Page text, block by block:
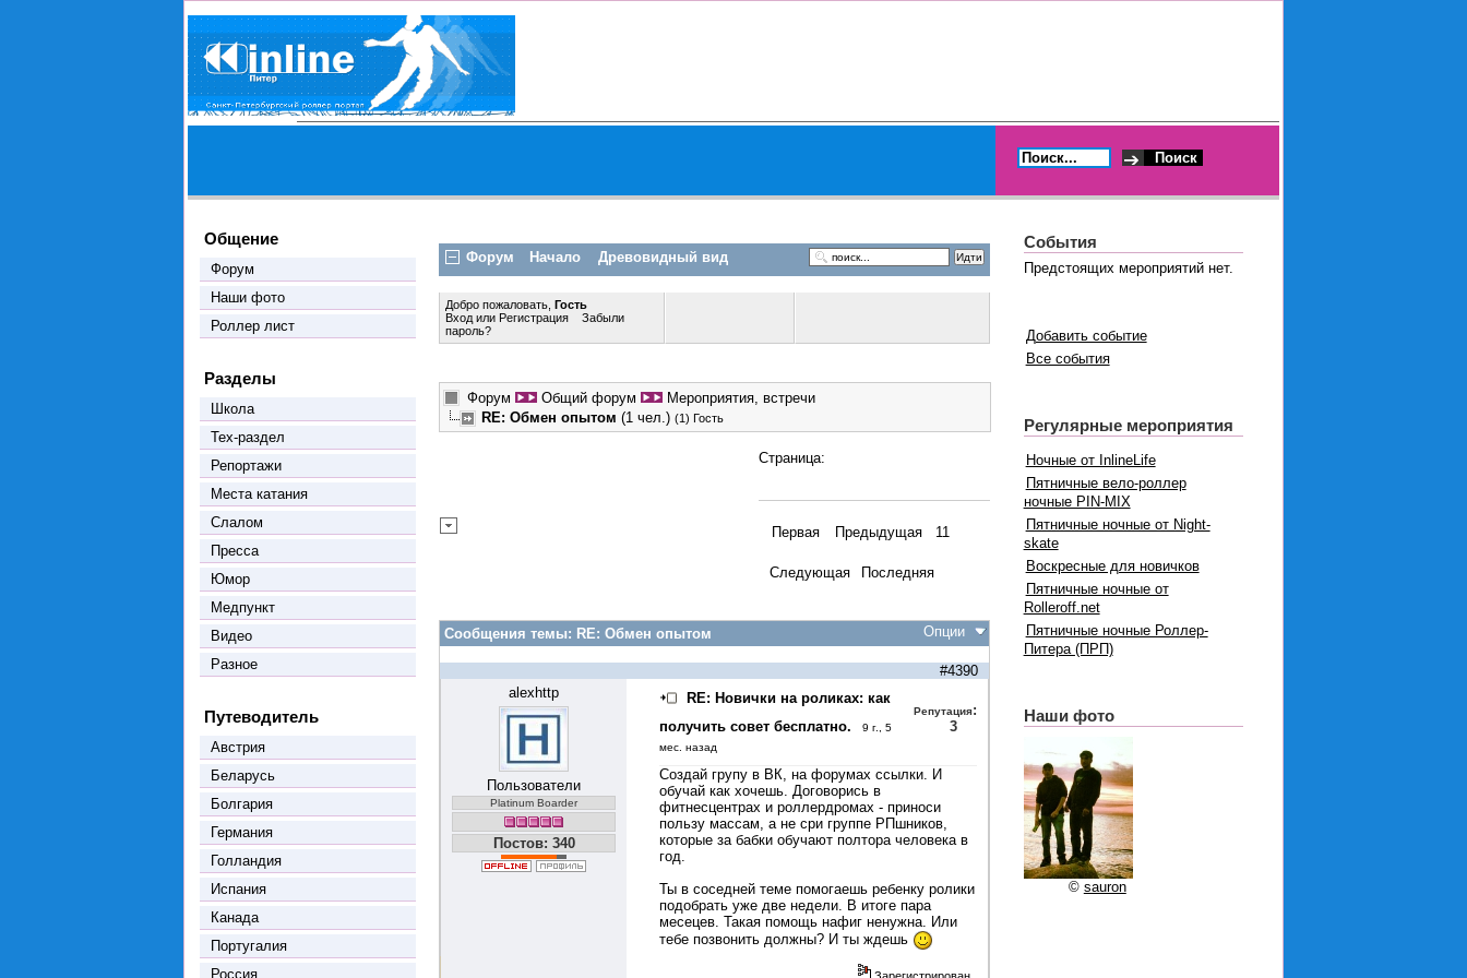
Общение
Форум
Наши фото
Роллер лист
Разделы
Школа
Тех-раздел
Репортажи
Места катания
Слалом
Пресса
Юмор
Медпункт
Видео
Разное
Путеводитель
Австрия
Беларусь
Болгария
Германия
Голландия
Испания
Канада
Португалия
Россия
Форум Начало Древовидный вид
Добро пожаловать, Гость
Вход или Регистрация
Забыли
пароль?
Форум Общий форум
Мероприятия, встречи
RE: Обмен опытом (1 чел.) (1) Гость
Страница:
Первая Предыдущая 11
Следующая Последняя
Сообщения темы: RE: Обмен опытом Опции
#4390
alexhttp
Пользователи
Platinum Boarder
Постов: 340
RE: Новички на роликах: как
получить совет бесплатно.
9 г., 5
мес. назад
Репутация:
3
Создай групу в ВК, на форумах ссылки. И
обучай как хочешь. Договорись в
фитнесцентрах и роллердромах - приноси
пользу массам, а не сри группе РПшников,
которые за бабки обучают полтора человека в
год.
Ты в соседней теме помогаешь ребенку ролики
подобрать уже две недели. В итоге пара
месецев. Такая помощь нафиг ненужна. Или
тебе позвонить должны? И ты ждешь
События
Предстоящих мероприятий нет.
Добавить событие
Все события
Регулярные мероприятия
Ночные от InlineLife
Пятничные вело-роллер
ночные PIN-MIX
Пятничные ночные от Night-
skate
Воскресные для новичков
Пятничные ночные от
Rolleroff.net
Пятничные ночные Роллер-
Питера (ПРП)
Наши фото
© sauron